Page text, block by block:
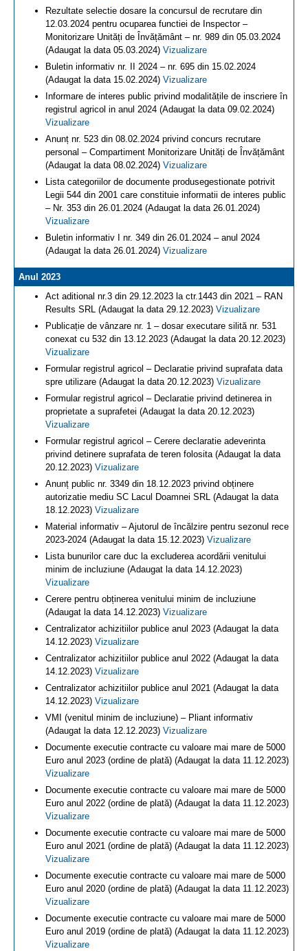
Rezultate selectie dosare la concursul de recrutare din
12.03.2024 pentru ocuparea functiei de Inspector –
Monitorizare Unități de Învățământ – nr. 989 din 05.03.2024
(Adaugat la data 05.03.2024) Vizualizare
Buletin informativ nr. II 2024 – nr. 695 din 15.02.2024
(Adaugat la data 15.02.2024) Vizualizare
Informare de interes public privind modalitățile de inscriere în
registrul agricol in anul 2024 (Adaugat la data 09.02.2024)
Vizualizare
Anunț nr. 523 din 08.02.2024 privind concurs recrutare
personal – Compartiment Monitorizare Unități de Învățământ
(Adaugat la data 08.02.2024) Vizualizare
Lista categoriilor de documente produsegestionate potrivit
Legii 544 din 2001 care constituie informatii de interes public
– Nr. 353 din 26.01.2024 (Adaugat la data 26.01.2024)
Vizualizare
Buletin informativ I nr. 349 din 26.01.2024 – anul 2024
(Adaugat la data 26.01.2024) Vizualizare
Anul 2023
Act aditional nr.3 din 29.12.2023 la ctr.1443 din 2021 – RAN
Results SRL (Adaugat la data 29.12.2023) Vizualizare
Publicație de vânzare nr. 1 – dosar executare silită nr. 531
conexat cu 532 din 13.12.2023 (Adaugat la data 20.12.2023)
Vizualizare
Formular registrul agricol – Declaratie privind suprafata data
spre utilizare (Adaugat la data 20.12.2023) Vizualizare
Formular registrul agricol – Declaratie privind detinerea in
proprietate a suprafetei (Adaugat la data 20.12.2023)
Vizualizare
Formular registrul agricol – Cerere declaratie adeverinta
privind detinere suprafata de teren folosita (Adaugat la data
20.12.2023) Vizualizare
Anunț public nr. 3349 din 18.12.2023 privind obținere
autorizatie mediu SC Lacul Doamnei SRL (Adaugat la data
18.12.2023) Vizualizare
Material informativ – Ajutorul de încălzire pentru sezonul rece
2023-2024 (Adaugat la data 15.12.2023) Vizualizare
Lista bunurilor care duc la excluderea acordării venitului
minim de incluziune (Adaugat la data 14.12.2023)
Vizualizare
Cerere pentru obținerea venitului minim de incluziune
(Adaugat la data 14.12.2023) Vizualizare
Centralizator achizitiilor publice anul 2023 (Adaugat la data
14.12.2023) Vizualizare
Centralizator achizitiilor publice anul 2022 (Adaugat la data
14.12.2023) Vizualizare
Centralizator achizitiilor publice anul 2021 (Adaugat la data
14.12.2023) Vizualizare
VMI (venitul minim de incluziune) – Pliant informativ
(Adaugat la data 12.12.2023) Vizualizare
Documente executie contracte cu valoare mai mare de 5000
Euro anul 2023 (ordine de plată) (Adaugat la data 11.12.2023)
Vizualizare
Documente executie contracte cu valoare mai mare de 5000
Euro anul 2022 (ordine de plată) (Adaugat la data 11.12.2023)
Vizualizare
Documente executie contracte cu valoare mai mare de 5000
Euro anul 2021 (ordine de plată) (Adaugat la data 11.12.2023)
Vizualizare
Documente executie contracte cu valoare mai mare de 5000
Euro anul 2020 (ordine de plată) (Adaugat la data 11.12.2023)
Vizualizare
Documente executie contracte cu valoare mai mare de 5000
Euro anul 2019 (ordine de plată) (Adaugat la data 11.12.2023)
Vizualizare